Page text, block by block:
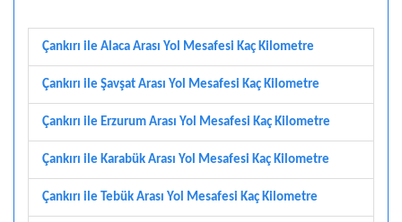
Çankırı ile Alaca Arası Yol Mesafesi Kaç Kilometre
Çankırı ile Şavşat Arası Yol Mesafesi Kaç Kilometre
Çankırı ile Erzurum Arası Yol Mesafesi Kaç Kilometre
Çankırı ile Karabük Arası Yol Mesafesi Kaç Kilometre
Çankırı ile Tebük Arası Yol Mesafesi Kaç Kilometre